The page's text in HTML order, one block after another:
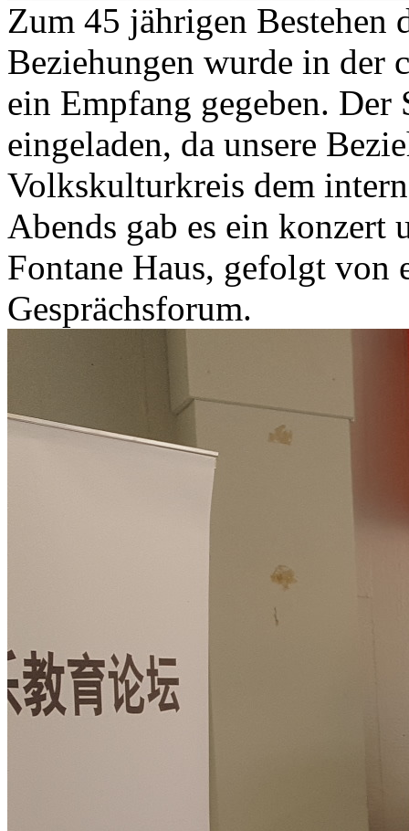
Zum 45 jährigen Bestehen
Beziehungen wurde in der
ein Empfang gegeben.
eingeladen, da unsere
Volkskulturkreis dem
Abends gab es ein
Fontane Haus, gefolgt von
Gesprächsforum.